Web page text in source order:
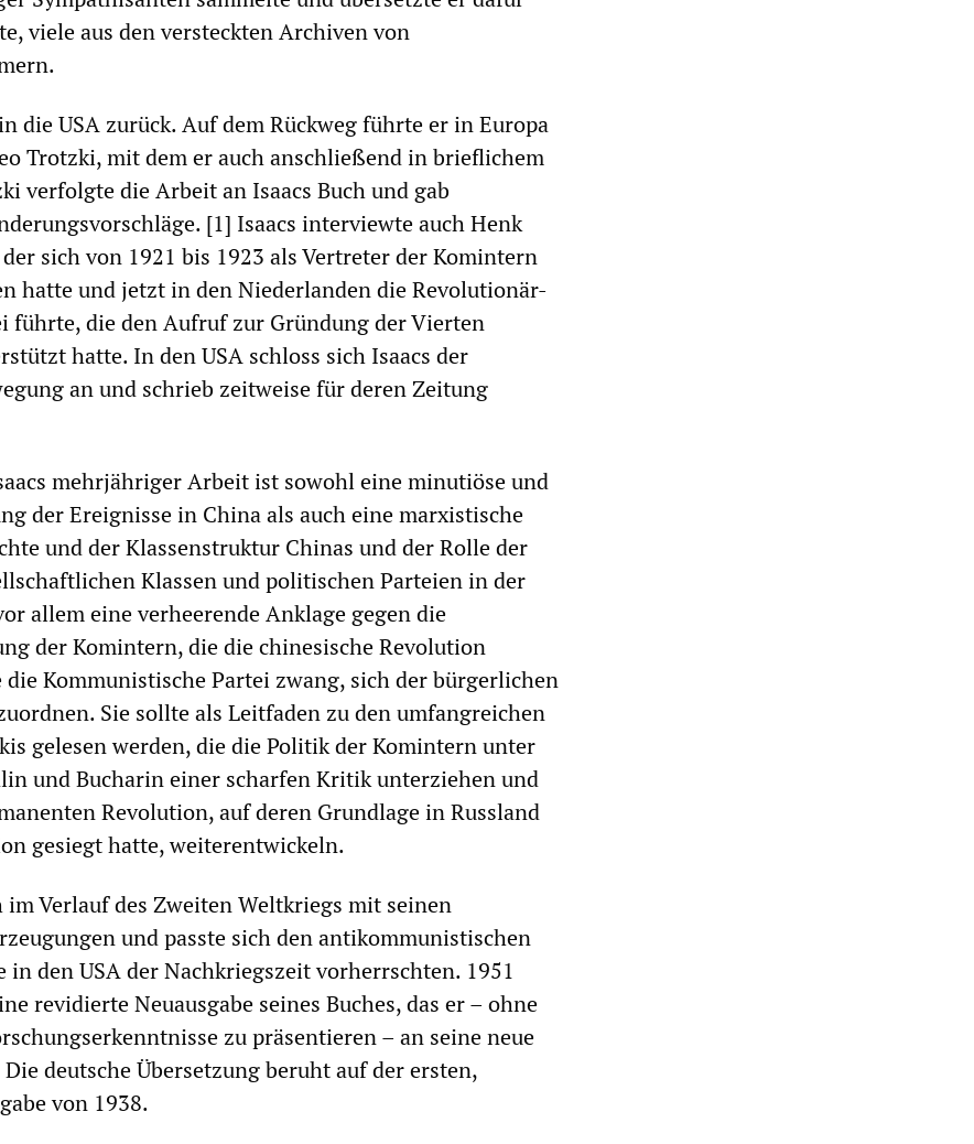
viele aus den versteckten Archiven von
die USA zurück. Auf dem Rückweg führte er in Europa
Trotzki, mit dem er auch anschließend in brieflichem
verfolgte die Arbeit an Isaacs Buch und gab
[1] Isaacs interviewte auch Henk
sich von 1921 bis 1923 als Vertreter der Komintern
hatte und jetzt in den Niederlanden die Revolutionär-
führte, die den Aufruf zur Gründung der Vierten
hatte. In den USA schloss sich Isaacs der
an und schrieb zeitweise für deren Zeitung
mehrjähriger Arbeit ist sowohl eine minutiöse und
der Ereignisse in China als auch eine marxistische
und der Klassenstruktur Chinas und der Rolle der
Klassen und politischen Parteien in der
allem eine verheerende Anklage gegen die
der Komintern, die die chinesische Revolution
Kommunistische Partei zwang, sich der bürgerlichen
Sie sollte als Leitfaden zu den umfangreichen
gelesen werden, die die Politik der Komintern unter
und Bucharin einer scharfen Kritik unterziehen und
Revolution, auf deren Grundlage in Russland
gesiegt hatte, weiterentwickeln.
im Verlauf des Zweiten Weltkriegs mit seinen
und passte sich den antikommunistischen
in den USA der Nachkriegszeit vorherrschten. 1951
revidierte Neuausgabe seines Buches, das er – ohne
zu präsentieren – an seine neue
deutsche Übersetzung beruht auf der ersten,
von 1938.